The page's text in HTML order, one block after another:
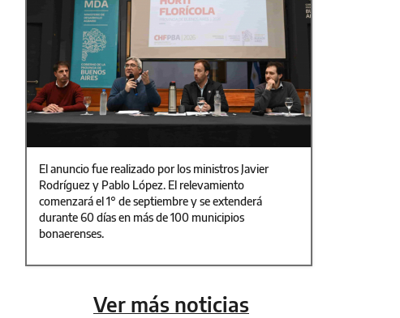
El anuncio fue realizado por los ministros Javier
Rodríguez y Pablo López. El relevamiento
comenzará el 1° de septiembre y se extenderá
durante 60 días en más de 100 municipios
bonaerenses.
Ver más noticias